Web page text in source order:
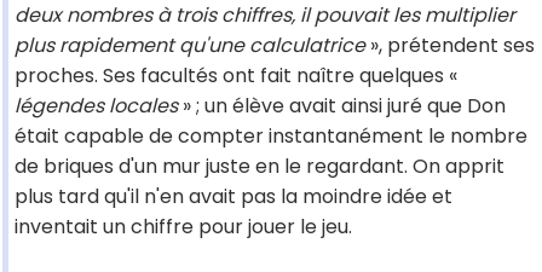
deux nombres à trois chiffres, il pouvait les multiplier
plus rapidement qu'une calculatrice», prétendent ses
proches. Ses facultés ont fait naître quelques «
légendes locales» ; un élève avait ainsi juré que Don
était capable de compter instantanément le nombre
de briques d'un mur juste en le regardant. On apprit
plus tard qu'il n'en avait pas la moindre idée et
inventait un chiffre pour jouer le jeu.